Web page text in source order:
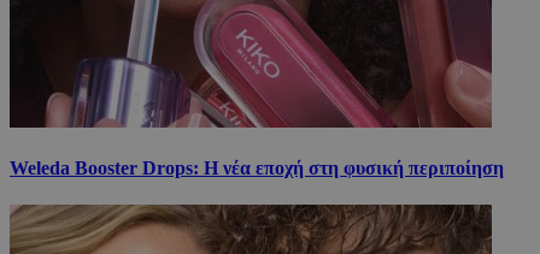
Weleda Booster Drops: Η νέα εποχή στη φυσική περιποίηση